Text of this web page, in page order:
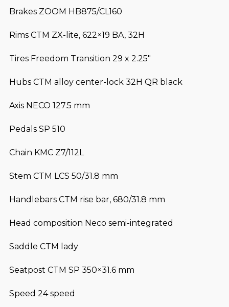
Brakes ZOOM HB875/CL160
Rims CTM ZX-lite, 622×19 BA, 32H
Tires Freedom Transition 29 x 2.25″
Hubs CTM alloy center-lock 32H QR black
Axis NECO 127.5 mm
Pedals SP 510
Chain KMC Z7/112L
Stem CTM LCS 50/31.8 mm
Handlebars CTM rise bar, 680/31.8 mm
Head composition Neco semi-integrated
Saddle CTM lady
Seatpost CTM SP 350×31.6 mm
Speed 24 speed